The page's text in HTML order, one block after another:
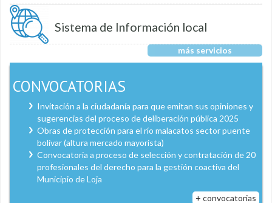
Sistema de Información local
más servicios
CONVOCATORIAS
Invitación a la ciudadanía para que emitan sus opiniones y
sugerencias del proceso de deliberación pública 2025
Obras de protección para el río malacatos sector puente
bolívar (altura mercado mayorista)
Convocatoria a proceso de selección y contratación de 20
profesionales del derecho para la gestión coactiva del
Municipio de Loja
+ convocatorias